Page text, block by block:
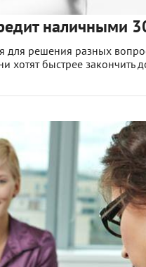
наличными
для решения разных
хотят быстрее закончить